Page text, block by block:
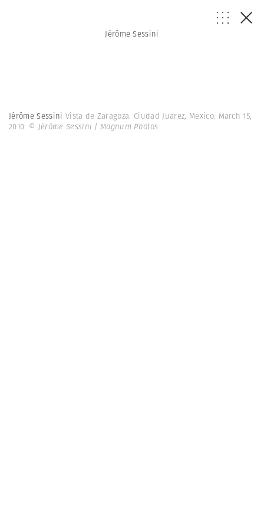
Jérôme Sessini
Jérôme Sessini Vista de Zaragoza. Ciudad Juarez, Mexico. March 15,
2010. © Jérôme Sessini | Magnum Photos